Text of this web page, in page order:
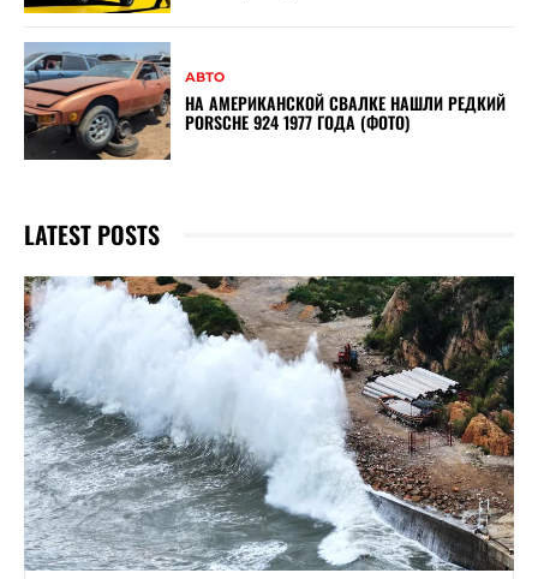
АВТО
НА АМЕРИКАНСКОЙ СВАЛКЕ НАШЛИ РЕДКИЙ
PORSCHE 924 1977 ГОДА (ФОТО)
LATEST POSTS